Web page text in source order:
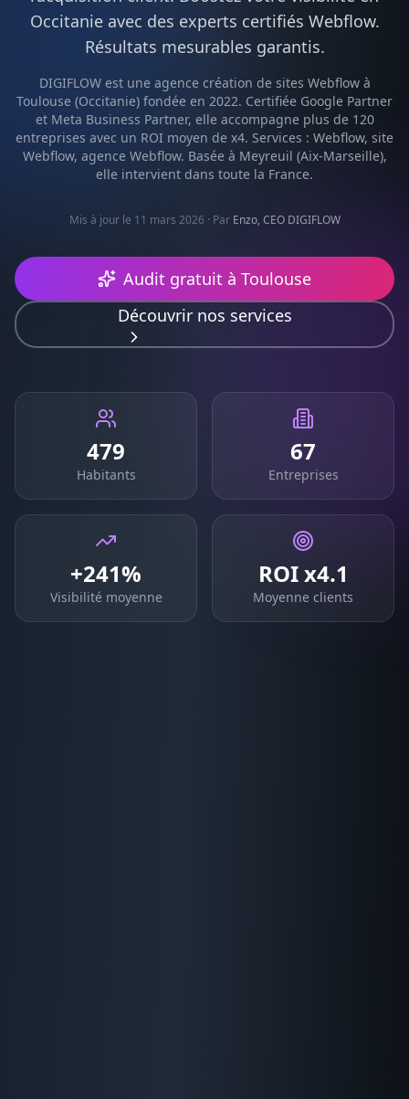
Occitanieavec des experts certifiés Webflow.
Résultats mesurables garantis.
DIGIFLOW est une agence création de sites Webflowà
Toulouse (Occitanie) fondée en 2022. Certifiée Google Partner
et Meta Business Partner, elle accompagne plus de 120
entreprises avec un ROI moyen de x4. Services : Webflow, site
Webflow, agence Webflow. Basée à Meyreuil (Aix-Marseille),
elle intervient dans toute la France.
Mis à jour le 11 mars 2026 · Par Enzo, CEO DIGIFLOW
Audit gratuit à Toulouse
Découvrir nos services
479
Habitants
67
Entreprises
+241%
Visibilité moyenne
ROI x4.1
Moyenne clients